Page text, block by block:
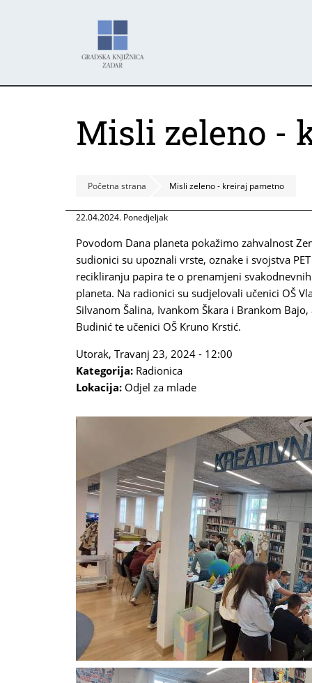
Misli zeleno -
Početna strana Misli zeleno - kreiraj pametno
22.04.2024. Ponedjeljak
Povodom Dana planeta pokažimo zahvalnost
sudionici su upoznali vrste, oznake i svojstva
recikliranju papira te o prenamjeni
planeta. Na radionici su sudjelovali učenici OŠ
Silvanom Šalina, Ivankom Škara i Brankom
Budinić te učenici OŠ Kruno Krstić.
Utorak, Travanj 23, 2024 - 12:00
Kategorija: Radionica
Lokacija: Odjel za mlade